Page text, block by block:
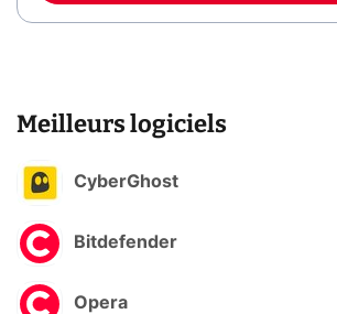
Meilleurs logiciels
CyberGhost
Bitdefender
Opera